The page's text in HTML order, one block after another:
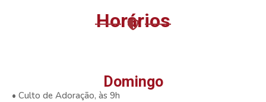
Horários
Domingo
• Culto de Adoração, às 9h